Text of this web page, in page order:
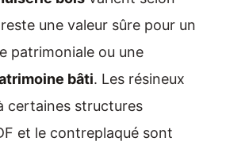
reste une valeur sûre pour un
patrimoniale ou une
bâti. Les résineux
certaines structures
et le contreplaqué sont